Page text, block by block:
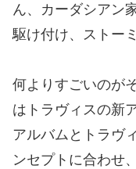
ん、カーダシアン
駆け付け、ストー
何よりすごいのが
はトラヴィスの新
アルバムとトラヴ
ンセプトに合わせ